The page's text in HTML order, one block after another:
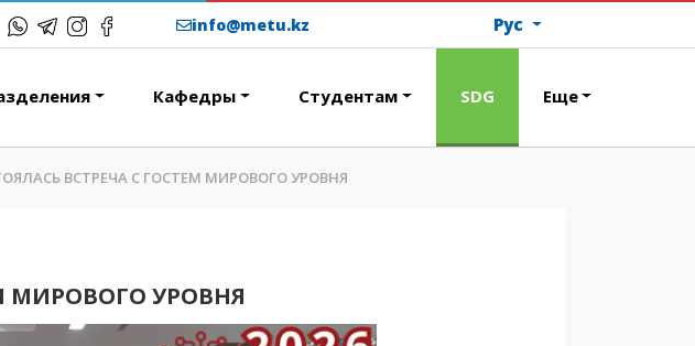
ОПЛАТИТЬ ОБУЧЕНИЕ
info@metu.kz Рус
Кафедры Студентам SDG Еще
ВСТРЕЧА С ГОСТЕМ МИРОВОГО УРОВНЯ
МИРОВОГО УРОВНЯ